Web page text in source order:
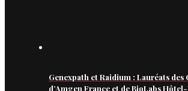
Genexpath et Raidium : Lauréats des
d’Amgen France et de BioLabs